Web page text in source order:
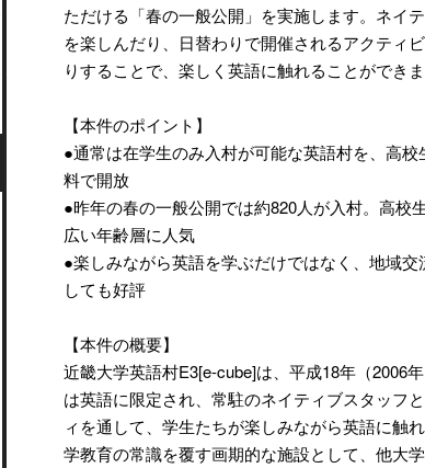
ただける「春の一般公開」を実施します。ネイ
を楽しんだり、日替わりで開催されるアクティ
りすることで、楽しく英語に触れることができま
【本件のポイント】
●通常は在学生のみ入村が可能な英語村を、高
料で開放
●昨年の春の一般公開では約820人が入村。高校
広い年齢層に人気
●楽しみながら英語を学ぶだけではなく、地域交
しても好評
【本件の概要】
近畿大学英語村E3[e-cube]は、平成18年（2006
は英語に限定され、常駐のネイティブスタッフ
ィを通して、学生たちが楽しみながら英語に触
学教育の常識を覆す画期的な施設として、他大